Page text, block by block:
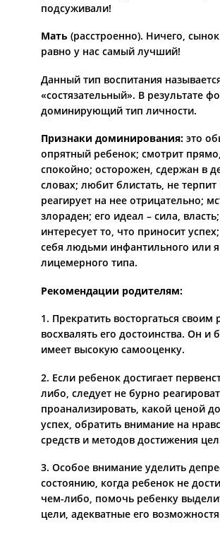
подсуживали!
Мать (расстроенно). Ничего,
равно у нас самый лучший!
Данный тип воспитания
«состязательный». В результате
доминирующий тип личности.
Признаки доминирования: это
опрятный ребенок; смотрит
спокойно; осторожен, сдержан в
словах; любит блистать, не терпит
реагирует на нее отрицательно;
злораден; его идеал – сила,
интересует то, что приносит
себя людьми инфантильного или
лицемерного типа.
Рекомендации родителям:
1. Прекратить восторгаться
восхвалять его достоинства. Он и
имеет высокую самооценку.
2. Если ребенок достигает
либо, следует не бурно
проанализировать, какой ценой
успех, обратить внимание на
средств и методов достижения
3. Особое внимание уделить
состоянию, когда ребенок не
чем-либо, помочь ребенку
цели, адекватные его